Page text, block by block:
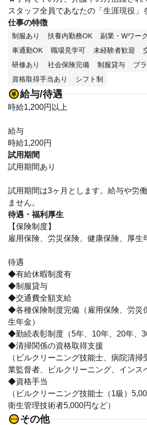
スタッフ全員であなたの「生涯現役」
仕事の特徴
制服あり 扶養内勤務OK 副業・Wワー
車通勤OK
職場見学可 未経験者歓迎
研修あり
社会保険完備 制服貸与
ブ
資格取得手当あり
シフト制
給与/待遇
時給1,200円以上
給与
時給1,200円
試用期間
試用期間あり
試用期間は3ヶ月とします。給与や労
ません。
待遇・福利厚生
【保険制度】
雇用保険、労災保険、健康保険、厚生
待遇
◆有給休暇制度有
◆制服貸与
◆交通費全額支給
◆各種保険制度完備（雇用保険、労災
生年金）
◆勤続表彰制度（5年、10年、20年、
◆清掃関係の資格取得支援
（ビルクリーニング技能士、病院清
業監督者、ビルクリーニング、インス
◆資格手当
（ビルクリーニング技能士（1級）
衛生管理技術者5,000円など）
その他